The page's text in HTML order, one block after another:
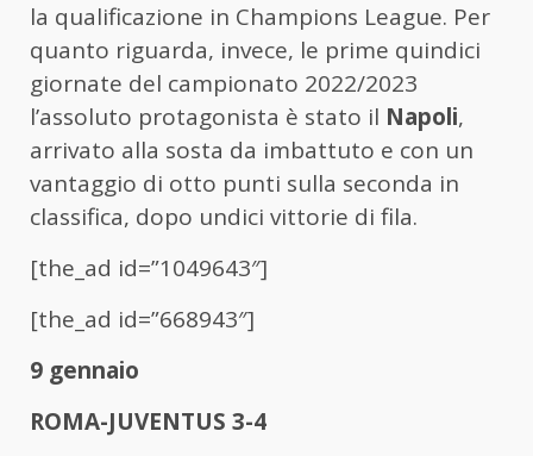
la qualificazione in Champions League. Per
quanto riguarda, invece, le prime quindici
giornate del campionato 2022/2023
l’assoluto protagonista è stato il Napoli,
arrivato alla sosta da imbattuto e con un
vantaggio di otto punti sulla seconda in
classifica, dopo undici vittorie di fila.
[the_ad id=”1049643″]
[the_ad id=”668943″]
9 gennaio
ROMA-JUVENTUS 3-4